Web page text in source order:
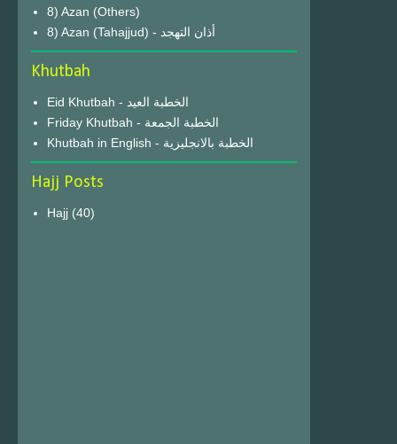
8) Azan (Others)
8) Azan (Tahajjud) - أذان التهجد
Khutbah
Eid Khutbah - الخطبة العيد
Friday Khutbah - الخطبة الجمعة
Khutbah in English - الخطبة بالانجليزية
Hajj Posts
Hajj (40)